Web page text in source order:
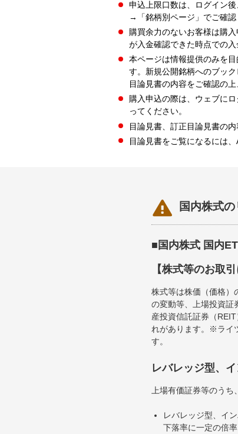
申込上限口数は、ログイン
→「銘柄別ページ」でご確認
購買余力のないお客様は購
が入金確認できた時点での入
本ページは情報提供のみを
す。新規公開銘柄へのブッ
目論見書の内容をご確認の
購入申込の際は、ウェブに
ってください。
目論見書、訂正目論見書の内
目論見書をご覧になるには
 国内株式
■国内株式 国内
【株式等のお取
株式等は株価（価格）
の変動等、上場投資証
産投資信託証券（
れがあります。※ライ
す。
レバレッジ型、
上場有価証券等のう
レバレッジ型、イ
下落率に一定の倍